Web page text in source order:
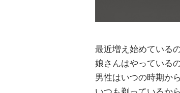
最近増え始めている
娘さんはやっている
男性はいつの時期か